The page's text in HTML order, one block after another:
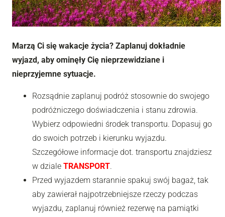
Marzą Ci się wakacje życia? Zaplanuj dokładnie
wyjazd, aby ominęły Cię nieprzewidziane i
nieprzyjemne sytuacje.
Rozsądnie zaplanuj podróż stosownie do swojego
podróżniczego doświadczenia i stanu zdrowia.
Wybierz odpowiedni środek transportu. Dopasuj go
do swoich potrzeb i kierunku wyjazdu.
Szczegółowe informacje dot. transportu znajdziesz
w dziale TRANSPORT.
Przed wyjazdem starannie spakuj swój bagaż, tak
aby zawierał najpotrzebniejsze rzeczy podczas
wyjazdu, zaplanuj również rezerwę na pamiątki